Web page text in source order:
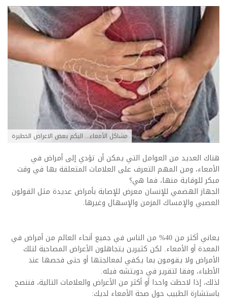
مشاكل الأمعاء... اليكم بعض الاعراض الخطيرة
هناك العديد من العوامل التي يمكن أن تؤدي إلى أمراض في
الأمعاء، ومن المهم التعرف على العلامات المتعلقة بها في وقت
مبكر للوقاية منها، فما هي؟
الجهاز الهضمي للإنسان معرض للإصابة بأمراض عديدة مثل القولون
العصبي والإمساك المزمن والإسهال وغيرها.
يعاني أكثر من 40% من الناس في جميع أنحاء العالم من أمراض في
المعدة أو الأمعاء. لكن كثيرين يتجاهلون الأعراض المصاحبة لتلك
الأمراض ولا يقومون بما يكفي لمعالجتها أو حتى فحصها عند
الأطباء، وفقا لتقرير في دويتشه فيله.
لذلك، إذا لاحظت واحدا أو أكثر من الأعراض والعلامات التالية، فننصح
باستشارة الطبيب حول صحة الأمعاء لديك: